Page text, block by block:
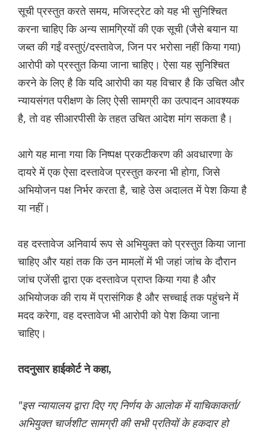
सूची प्रस्तुत करते समय, मजिस्ट्रेट को यह भी सुनिश्चित
करना चाहिए कि अन्य सामग्रियों की एक सूची (जैसे बयान या
जब्त की गईं वस्तुएं/दस्तावेज, जिन पर भरोसा नहीं किया गया)
आरोपी को प्रस्तुत किया जाना चाहिए। ऐसा यह सुनिश्चित
करने के लिए है कि यदि आरोपी का यह विचार है कि उचित और
न्यायसंगत परीक्षण के लिए ऐसी सामग्री का उत्पादन आवश्यक
है, तो वह सीआरपीसी के तहत उचित आदेश मांग सकता है।
आगे यह माना गया कि निष्पक्ष प्रकटीकरण की अवधारणा के
दायरे में एक ऐसा दस्तावेज प्रस्तुत करना भी होगा, जिसे
अभियोजन पक्ष निर्भर करता है, चाहे उेस अदालत में पेश किया है
या नहीं।
वह दस्तावेज अनिवार्य रूप से अभियुक्त को प्रस्तुत किया जाना
चाहिए और यहां तक ​​कि उन मामलों में भी जहां जांच के दौरान
जांच एजेंसी द्वारा एक दस्तावेज प्राप्त किया गया है और
अभियोजक की राय में प्रासंगिक है और सच्चाई तक पहुंचने में
मदद करेगा, वह दस्तावेज भी आरोपी को पेश किया जाना
चा‌हिए।
तदनुसार हाईकोर्ट ने कहा,
"इस न्यायालय द्वारा दिए गए निर्णय के आलोक में याचिकाकर्ता/
अभियुक्त चार्जशीट सामग्री की सभी प्रतियों के हकदार हो